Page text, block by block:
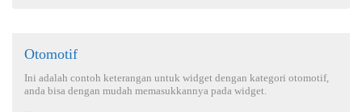
Otomotif
Ini adalah contoh keterangan untuk widget dengan kategori otomotif,
anda bisa dengan mudah memasukkannya pada widget.